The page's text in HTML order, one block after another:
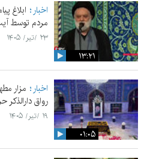
۱۳:۲۱
اخبار ابلاغ
مردم توسط
۲۳ /تیر/ ۱۴۰۵
۰۱:۰۵
اخبار مزار
رواق
۱۹ /تیر/ ۱۴۰۵